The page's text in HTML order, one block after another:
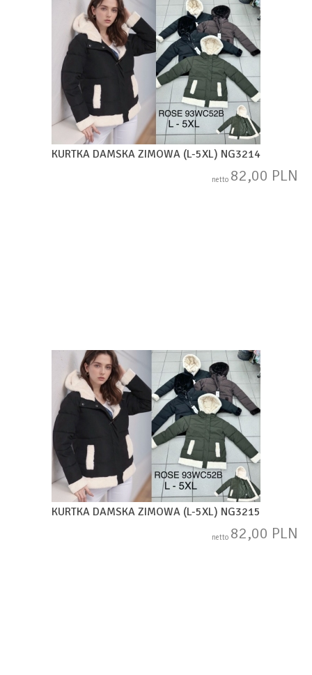
KURTKA DAMSKA ZIMOWA (L-5XL) NG3214
netto 82,00 PLN
KURTKA DAMSKA ZIMOWA (L-5XL) NG3215
netto 82,00 PLN